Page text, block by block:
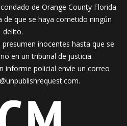
de Orange County Florida.
de que se haya cometido ningún
delito.
inocentes hasta que se
en un tribunal de justicia.
informe policial envíe un correo
.